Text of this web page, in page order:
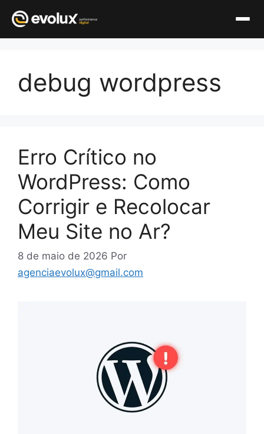
conteúdo
debug wordpress
Erro Crítico no
WordPress: Como
Corrigir e Recolocar
Meu Site no Ar?
8 de maio de 2026 Por
agenciaevolux@gmail.com